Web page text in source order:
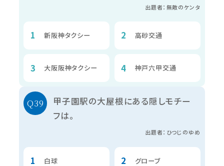
出題者：無敵のケンタ
新阪神タクシー 高砂交通
大阪阪神タクシー 神戸六甲交通
甲子園駅の大屋根にある隠しモチー
フは。
出題者：ひつじのゆめ
白球 グローブ